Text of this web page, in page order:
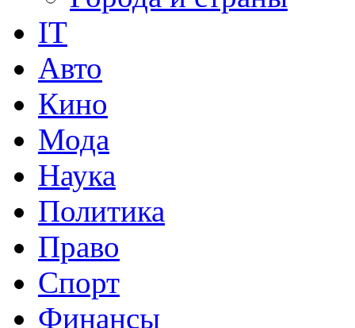
IT
Авто
Кино
Мода
Наука
Политика
Право
Спорт
Финансы